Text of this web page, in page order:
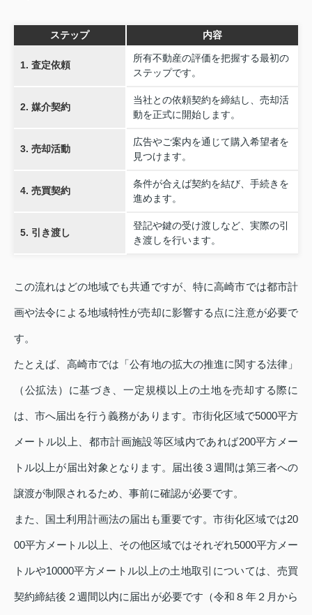
ステップ 内容
1. 査定依頼
所有不動産の評価を把握する最初の
ステップです。
2. 媒介契約
当社との依頼契約を締結し、売却活
動を正式に開始します。
3. 売却活動
広告やご案内を通じて購入希望者を
見つけます。
4. 売買契約
条件が合えば契約を結び、手続きを
進めます。
5. 引き渡し
登記や鍵の受け渡しなど、実際の引
き渡しを行います。
この流れはどの地域でも共通ですが、特に高崎市では都市計
画や法令による地域特性が売却に影響する点に注意が必要で
す。
たとえば、高崎市では「公有地の拡大の推進に関する法律」
（公拡法）に基づき、一定規模以上の土地を売却する際に
は、市へ届出を行う義務があります。市街化区域で5000平方
メートル以上、都市計画施設等区域内であれば200平方メー
トル以上が届出対象となります。届出後３週間は第三者への
譲渡が制限されるため、事前に確認が必要です。
また、国土利用計画法の届出も重要です。市街化区域では20
00平方メートル以上、その他区域ではそれぞれ5000平方メー
トルや10000平方メートル以上の土地取引については、売買
契約締結後２週間以内に届出が必要です（令和８年２月から